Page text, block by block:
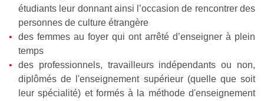
étudiants leur donnant ainsi l’occasion de rencontrer des
personnes de culture étrangère
des femmes au foyer qui ont arrêté d’enseigner à plein
temps
des professionnels, travailleurs indépendants ou non,
diplômés de l'enseignement supérieur (quelle que soit
leur spécialité) et formés à la méthode d'enseignement